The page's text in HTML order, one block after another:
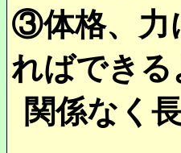
③体格、力
ればでき
関係なく